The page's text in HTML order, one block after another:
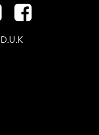
D.U.K